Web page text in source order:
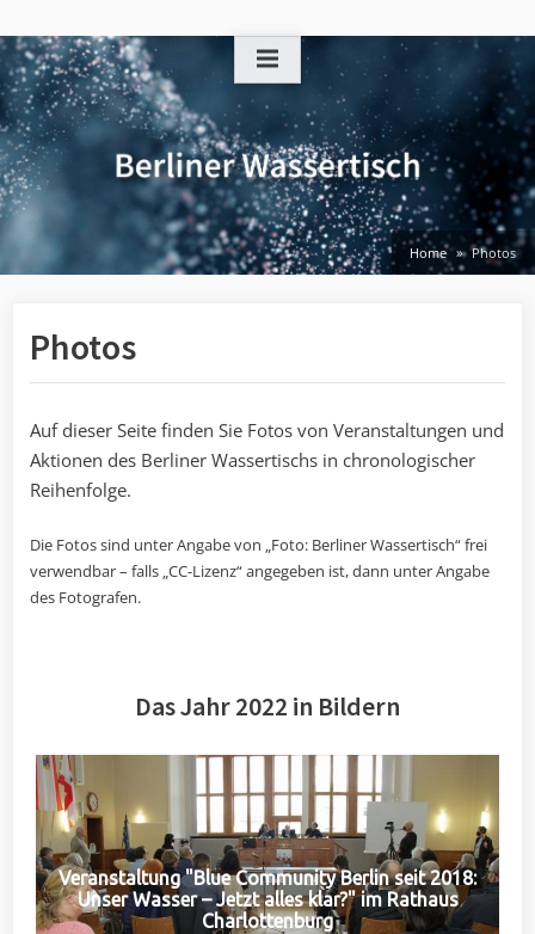
to
content
Home Photos
Photos
Auf dieser Seite finden Sie Fotos von Veranstaltungen und
Aktionen des Berliner Wassertischs in chronologischer
Reihenfolge.
Die Fotos sind unter Angabe von „Foto: Berliner Wassertisch“ frei
verwendbar – falls „CC-Lizenz“ angegeben ist, dann unter Angabe
des Fotografen.
Das Jahr 2022 in Bildern
Veranstaltung "Blue Community Berlin seit 2018:
Unser Wasser – Jetzt alles klar?" im Rathaus
Charlottenburg